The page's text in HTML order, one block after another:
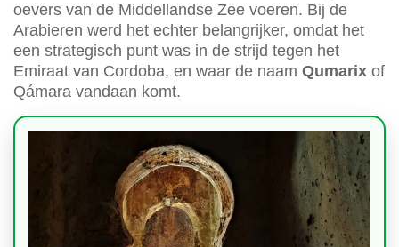
oevers van de Middellandse Zee voeren. Bij de
Arabieren werd het echter belangrijker, omdat het
een strategisch punt was in de strijd tegen het
Emiraat van Cordoba, en waar de naam Qumarix of
Qámara vandaan komt.